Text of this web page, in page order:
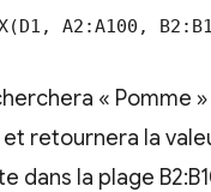
A2:A100,
« Pomme »
et retournera la
dans la plage